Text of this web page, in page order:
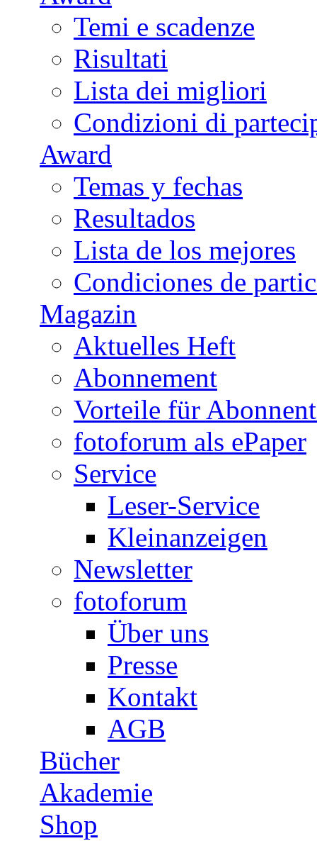
Temi e scadenze
Risultati
Lista dei migliori
Condizioni di
Award
Temas y fechas
Resultados
Lista de los mejores
Condiciones de
Magazin
Aktuelles Heft
Abonnement
Vorteile für
fotoforum als ePaper
Service
Leser-Service
Kleinanzeigen
Newsletter
fotoforum
Über uns
Presse
Kontakt
AGB
Bücher
Akademie
Shop